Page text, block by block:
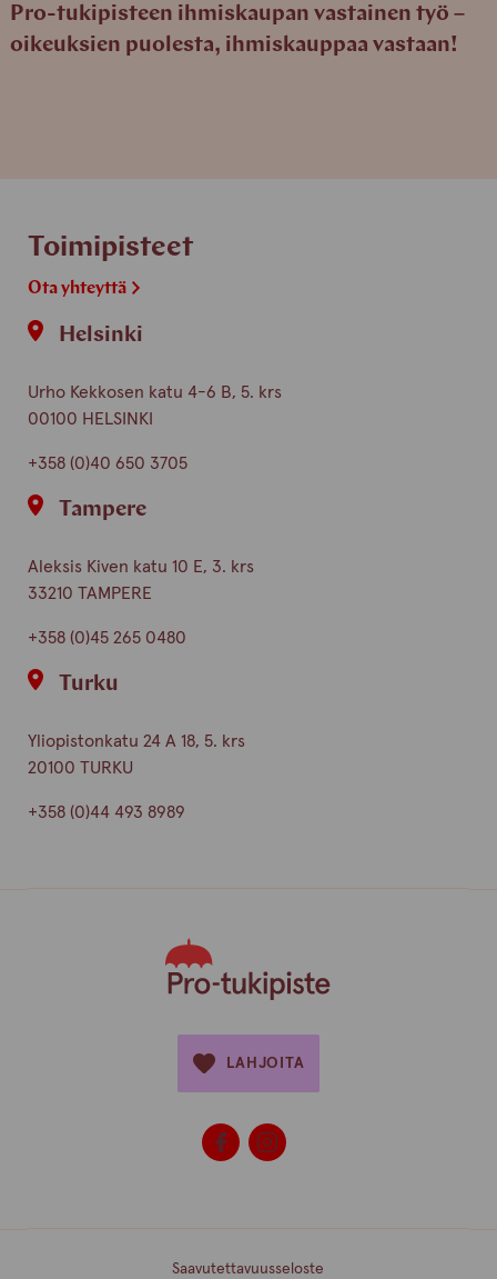
Pro-tukipisteen ihmiskaupan vastainen työ –
oikeuksien puolesta, ihmiskauppaa vastaan!
Toimipisteet
Ota yhteyttä
Helsinki
Urho Kekkosen katu 4-6 B, 5. krs
00100 HELSINKI
+358 (0)40 650 3705
Tampere
Aleksis Kiven katu 10 E, 3. krs
33210 TAMPERE
+358 (0)45 265 0480
Turku
Yliopistonkatu 24 A 18, 5. krs
20100 TURKU
+358 (0)44 493 8989
LAHJOITA
Saavutettavuusseloste